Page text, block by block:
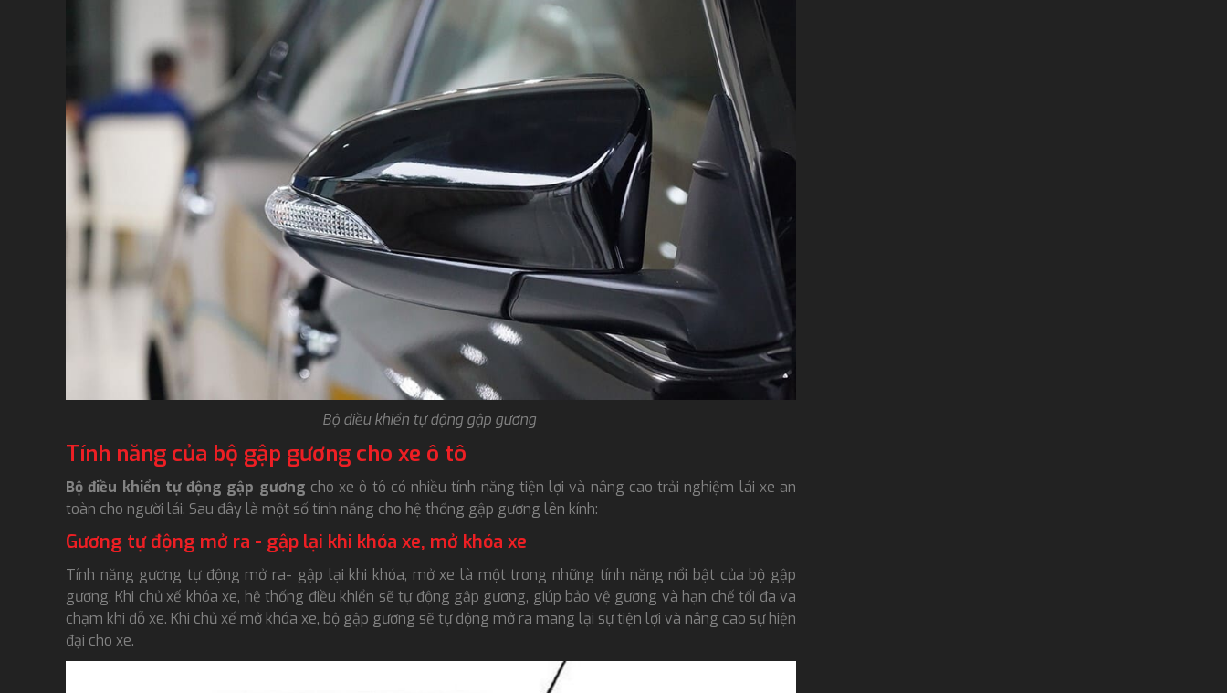
Bộ điều khiển tự động gập gương
Tính năng của bộ gập gương cho xe ô tô
Bộ điều khiển tự động gập gương cho xe ô tô có nhiều tính năng tiện lợi và nâng cao trải nghiệm lái xe an
toàn cho người lái. Sau đây là một số tính năng cho hệ thống gập gương lên kính:
Gương tự động mở ra - gập lại khi khóa xe, mở khóa xe
Tính năng gương tự động mở ra- gập lại khi khóa, mở xe là một trong những tính năng nổi bật của bộ gập
gương. Khi chủ xế khóa xe, hệ thống điều khiển sẽ tự động gập gương, giúp bảo vệ gương và hạn chế tối đa va
chạm khi đỗ xe. Khi chủ xế mở khóa xe, bộ gập gương sẽ tự động mở ra mang lại sự tiện lợi và nâng cao sự hiện
đại cho xe.